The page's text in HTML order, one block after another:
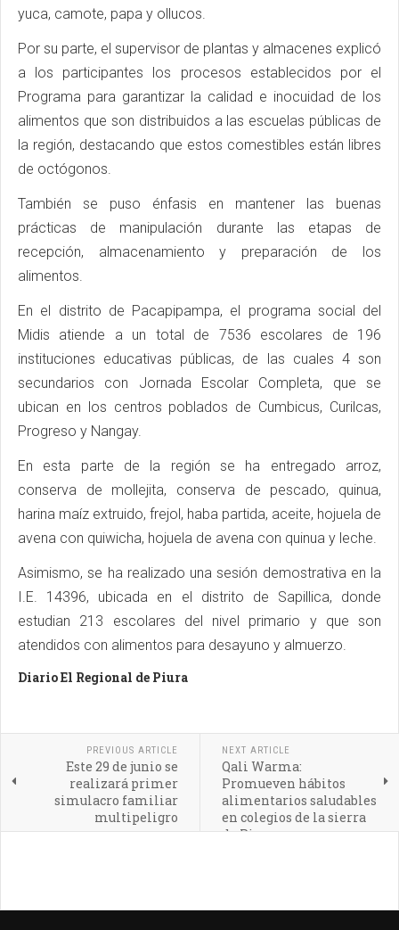
yuca, camote, papa y ollucos.
Por su parte, el supervisor de plantas y almacenes explicó
a los participantes los procesos establecidos por el
Programa para garantizar la calidad e inocuidad de los
alimentos que son distribuidos a las escuelas públicas de
la región, destacando que estos comestibles están libres
de octógonos.
También se puso énfasis en mantener las buenas
prácticas de manipulación durante las etapas de
recepción, almacenamiento y preparación de los
alimentos.
En el distrito de Pacapipampa, el programa social del
Midis atiende a un total de 7536 escolares de 196
instituciones educativas públicas, de las cuales 4 son
secundarios con Jornada Escolar Completa, que se
ubican en los centros poblados de Cumbicus, Curilcas,
Progreso y Nangay.
En esta parte de la región se ha entregado arroz,
conserva de mollejita, conserva de pescado, quinua,
harina maíz extruido, frejol, haba partida, aceite, hojuela de
avena con quiwicha, hojuela de avena con quinua y leche.
Asimismo, se ha realizado una sesión demostrativa en la
I.E. 14396, ubicada en el distrito de Sapillica, donde
estudian 213 escolares del nivel primario y que son
atendidos con alimentos para desayuno y almuerzo.
Diario El Regional de Piura
PREVIOUS ARTICLE
Este 29 de junio se
realizará primer
simulacro familiar
multipeligro
NEXT ARTICLE
Qali Warma:
Promueven hábitos
alimentarios saludables
en colegios de la sierra
de Piura